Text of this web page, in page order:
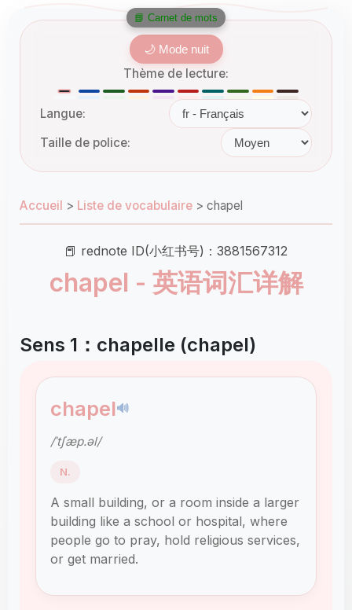
🌙 Mode nuit
Thème de lecture:
Langue:
Taille de police:
Accueil > Liste de vocabulaire > chapel
📕 rednote ID(小红书号)：3881567312
chapel - 英语词汇详解
Sens 1：chapelle (chapel)
chapel🔊
/ˈtʃæp.əl/
N.
A small building, or a room inside a larger
building like a school or hospital, where
people go to pray, hold religious services,
or get married.
📘 Carnet de mots